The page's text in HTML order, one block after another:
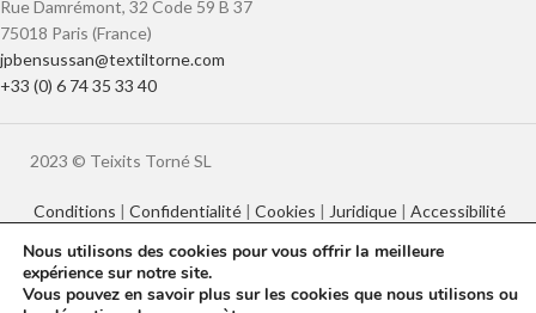
Tissus recyclés
Tissus
€145.42–€286.83 TVA no incl.
SERGÉ DE COTON RECYCLÉ 3/1
– RTWILL3/1-265
RTEXTWILL3/1-400
Nous utilisons des cookies pour vous offrir la meilleure
expérience sur notre site.
Vous pouvez en savoir plus sur les cookies que nous utilisons ou